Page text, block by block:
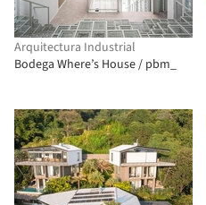
Arquitectura Industrial
Bodega Where’s House / pbm_